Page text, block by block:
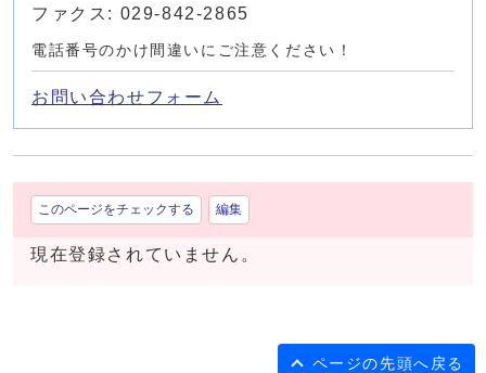
ファクス: 029-842-2865
電話番号のかけ間違いにご注意ください！
お問い合わせフォーム
このページをチェックする 編集
現在登録されていません。
ページの先頭へ戻る